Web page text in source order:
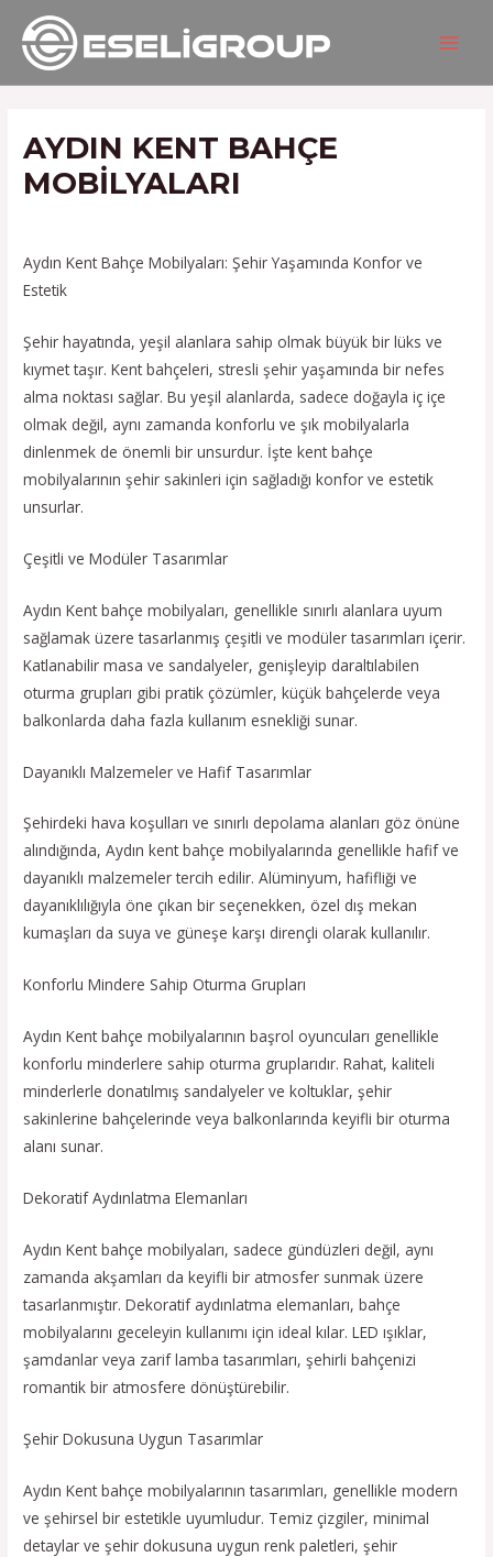
İçeriğe
atla
AYDIN KENT BAHÇE
MOBILYALARI
Aydın Kent Bahçe Mobilyaları: Şehir Yaşamında Konfor ve
Estetik
Şehir hayatında, yeşil alanlara sahip olmak büyük bir lüks ve
kıymet taşır. Kent bahçeleri, stresli şehir yaşamında bir nefes
alma noktası sağlar. Bu yeşil alanlarda, sadece doğayla iç içe
olmak değil, aynı zamanda konforlu ve şık mobilyalarla
dinlenmek de önemli bir unsurdur. İşte kent bahçe
mobilyalarının şehir sakinleri için sağladığı konfor ve estetik
unsurlar.
Çeşitli ve Modüler Tasarımlar
Aydın Kent bahçe mobilyaları, genellikle sınırlı alanlara uyum
sağlamak üzere tasarlanmış çeşitli ve modüler tasarımları içerir.
Katlanabilir masa ve sandalyeler, genişleyip daraltılabilen
oturma grupları gibi pratik çözümler, küçük bahçelerde veya
balkonlarda daha fazla kullanım esnekliği sunar.
Dayanıklı Malzemeler ve Hafif Tasarımlar
Şehirdeki hava koşulları ve sınırlı depolama alanları göz önüne
alındığında, Aydın kent bahçe mobilyalarında genellikle hafif ve
dayanıklı malzemeler tercih edilir. Alüminyum, hafifliği ve
dayanıklılığıyla öne çıkan bir seçenekken, özel dış mekan
kumaşları da suya ve güneşe karşı dirençli olarak kullanılır.
Konforlu Mindere Sahip Oturma Grupları
Aydın Kent bahçe mobilyalarının başrol oyuncuları genellikle
konforlu minderlere sahip oturma gruplarıdır. Rahat, kaliteli
minderlerle donatılmış sandalyeler ve koltuklar, şehir
sakinlerine bahçelerinde veya balkonlarında keyifli bir oturma
alanı sunar.
Dekoratif Aydınlatma Elemanları
Aydın Kent bahçe mobilyaları, sadece gündüzleri değil, aynı
zamanda akşamları da keyifli bir atmosfer sunmak üzere
tasarlanmıştır. Dekoratif aydınlatma elemanları, bahçe
mobilyalarını geceleyin kullanımı için ideal kılar. LED ışıklar,
şamdanlar veya zarif lamba tasarımları, şehirli bahçenizi
romantik bir atmosfere dönüştürebilir.
Şehir Dokusuna Uygun Tasarımlar
Aydın Kent bahçe mobilyalarının tasarımları, genellikle modern
ve şehirsel bir estetikle uyumludur. Temiz çizgiler, minimal
detaylar ve şehir dokusuna uygun renk paletleri, şehir
Yazı
gezinmesi